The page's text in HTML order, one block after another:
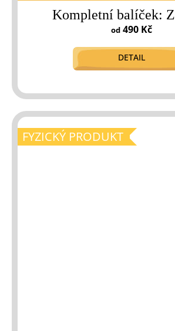
Kompletní balíček:
od 490 Kč
DETAIL
FYZICKÝ PRODUKT